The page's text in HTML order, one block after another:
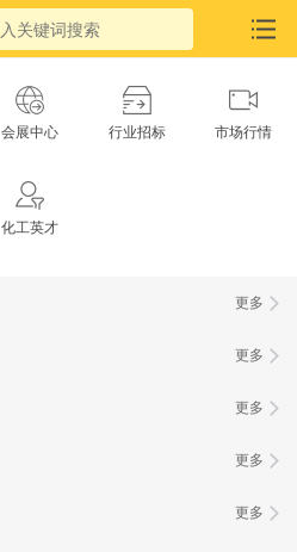
会展中心 行业招标 市场行情
化工英才
更多
更多
更多
更多
更多